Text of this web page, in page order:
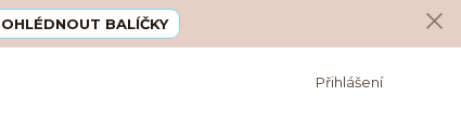
BALÍČKY
Přihlášení